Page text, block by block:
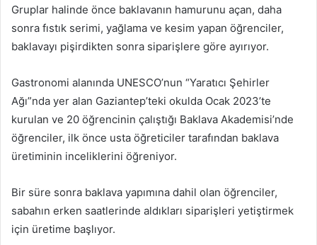
Gruplar halinde önce baklavanın hamurunu açan, daha
sonra fıstık serimi, yağlama ve kesim yapan öğrenciler,
baklavayı pişirdikten sonra siparişlere göre ayırıyor.
Gastronomi alanında UNESCO’nun “Yaratıcı Şehirler
Ağı”nda yer alan Gaziantep’teki okulda Ocak 2023’te
kurulan ve 20 öğrencinin çalıştığı Baklava Akademisi’nde
öğrenciler, ilk önce usta öğreticiler tarafından baklava
üretiminin inceliklerini öğreniyor.
Bir süre sonra baklava yapımına dahil olan öğrenciler,
sabahın erken saatlerinde aldıkları siparişleri yetiştirmek
için üretime başlıyor.